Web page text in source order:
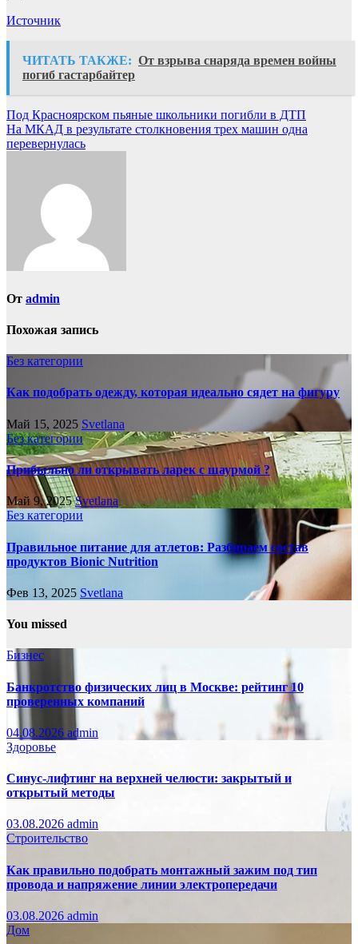
Источник
ЧИТАТЬ ТАКЖЕ: От взрыва снаряда времен войны
погиб гастарбайтер
Навигация
по
Под Красноярском пьяные школьники погибли в ДТП
На МКАД в результате столкновения трех машин одна
перевернулась
От admin
Похожая запись
Без категории
Как подобрать одежду, которая идеально сядет на фигуру
Май 15, 2025 Svetlana
Без категории
Прибыльно ли открывать ларек с шаурмой ?
Май 9, 2025Svetlana
Без категории
Правильное питание для атлетов: Разбираем состав
продуктов Bionic Nutrition
Фев 13, 2025 Svetlana
You missed
Бизнес
Банкротство физических лиц в Москве: рейтинг 10
проверенных компаний
04.08.2026 admin
Здоровье
Синус-лифтинг на верхней челюсти: закрытый и
открытый методы
03.08.2026 admin
Строительство
Как правильно подобрать монтажный зажим под тип
провода и напряжение линии электропередачи
03.08.2026 admin
Дом